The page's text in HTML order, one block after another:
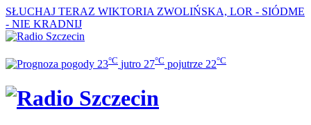
SŁUCHAJ TERAZ WIKTORIA ZWOLIŃSKA, LOR - SIÓDME
- NIE KRADNIJ
23°C jutro 27°C pojutrze 22°C